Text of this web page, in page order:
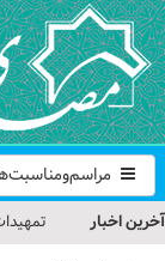
آخرین اخبار